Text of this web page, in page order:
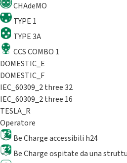
CHAdeMO
TYPE 1
TYPE 3A
CCS COMBO 1
DOMESTIC_E
DOMESTIC_F
IEC_60309_2 three 32
IEC_60309_2 three 16
TESLA_R
Operatore
Be Charge accessibili h24
Be Charge ospitate da una